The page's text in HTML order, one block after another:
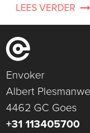
LEES VERDER
Envoker
Albert
4462 GC Goes
+31 113405700